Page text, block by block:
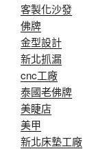
客製化沙發
佛牌
金型設計
新北抓漏
cnc工廠
泰國老佛牌
美睫店
美甲
新北床墊工廠